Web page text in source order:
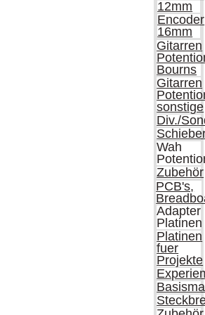
12mm
Encoder
16mm
Gitarren
Bourns
Gitarren
sonstige
Div./
Wah
Zubehör
PCB's,
Adapter
Platinen
Platinen
fuer
Projekte